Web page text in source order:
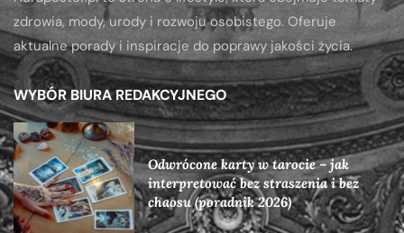
zdrowia, mody, urody i rozwoju osobistego. Oferuje
aktualne porady i inspiracje do poprawy jakości życia.
WYBÓR BIURA REDAKCYJNEGO
Odwrócone karty w tarocie – jak
interpretować bez straszenia i bez
chaosu (poradnik 2026)